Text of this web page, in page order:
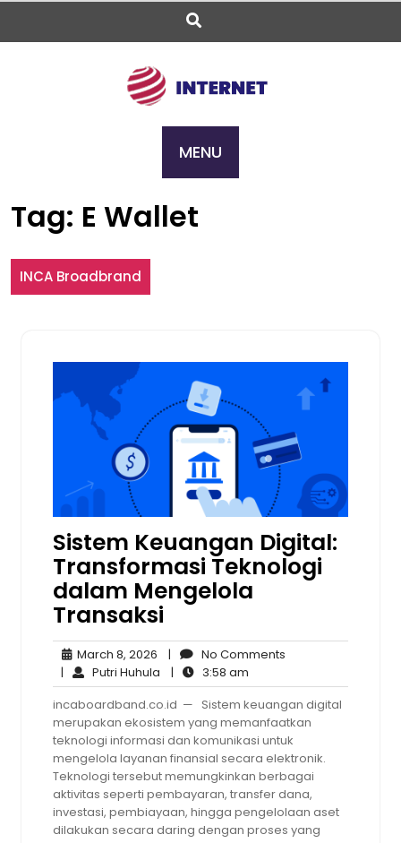
Skip
content
MENU
Tag: E Wallet
INCA Broadbrand
Sistem Keuangan Digital:
Transformasi Teknologi
dalam Mengelola
Transaksi
March 8, 2026 March
8,
2026
| No Comments
| Putri Huhula Putri
Huhula
| 3:58 am
am
incaboardband.co.id — Sistem keuangan digital
merupakan ekosistem yang memanfaatkan
teknologi informasi dan komunikasi untuk
mengelola layanan finansial secara elektronik.
Teknologi tersebut memungkinkan berbagai
aktivitas seperti pembayaran, transfer dana,
investasi, pembiayaan, hingga pengelolaan aset
dilakukan secara daring dengan proses yang